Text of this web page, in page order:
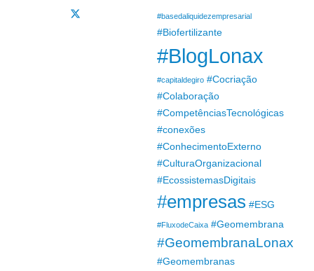
#basedaliquidezempresarial
#Biofertilizante
#BlogLonax
#capitaldegiro #Cocriação
#Colaboração
#CompetênciasTecnológicas
#conexões
#ConhecimentoExterno
#CulturaOrganizacional
#EcossistemasDigitais
#empresas #ESG
#FluxodeCaixa #Geomembrana
#GeomembranaLonax
#Geomembranas